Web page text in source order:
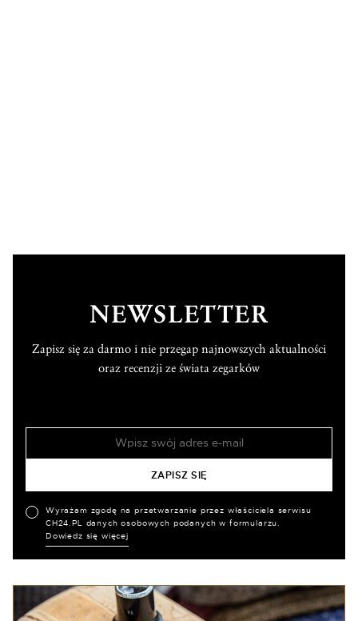
NEWSLETTER
Zapisz się za darmo i nie przegap najnowszych aktualności
oraz recenzji ze świata zegarków
Wyrażam zgodę na przetwarzanie przez właściciela serwisu
CH24.PL danych osobowych podanych w formularzu.
Dowiedz się więcej